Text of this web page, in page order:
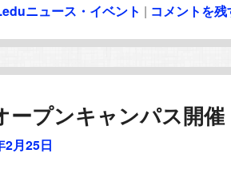
ニュース・イベント | コメントを残
ープンキャンパス開催
2月25日